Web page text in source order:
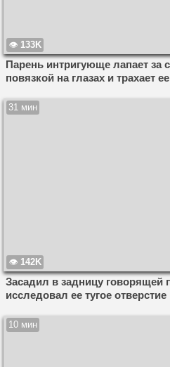
133K
Парень интригующе лапает за
повязкой на глазах и трахает ее
31 мин
142K
Засадил в задницу говорящей
исследовал ее тугое отверстие
10 мин